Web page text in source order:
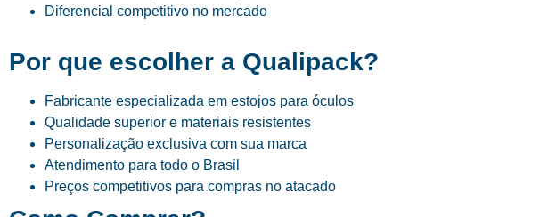
Diferencial competitivo no mercado
Por que escolher a Qualipack?
Fabricante especializada em estojos para óculos
Qualidade superior e materiais resistentes
Personalização exclusiva com sua marca
Atendimento para todo o Brasil
Preços competitivos para compras no atacado